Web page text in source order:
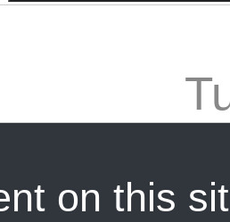
on this